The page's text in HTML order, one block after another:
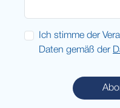
Ich stimme der
Daten gemäß der